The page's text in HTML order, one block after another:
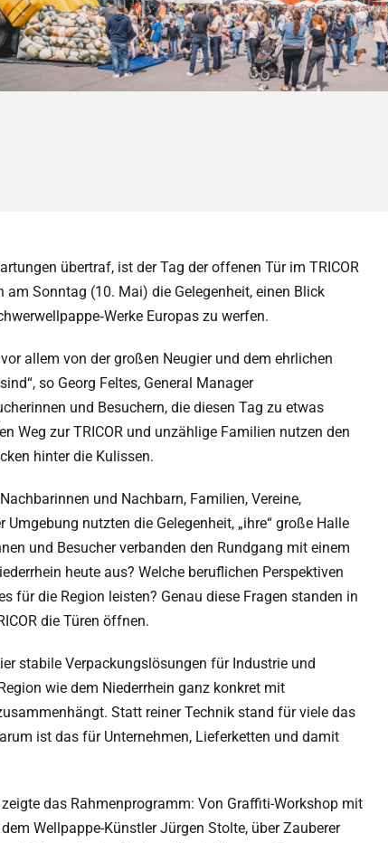
übertraf, ist der Tag der offenen Tür im TRICOR
Sonntag (10. Mai) die Gelegenheit, einen Blick
‑WerkeEuropas zu werfen.
allem von der großen Neugier und dem ehrlichen
so Georg Feltes, General Manager
und Besuchern, die diesen Tag zu etwas
Weg zur TRICOR und unzählige Familien nutzen den
hinter die Kulissen.
und Nachbarn, Familien, Vereine,
nutzten die Gelegenheit, „ihre“ große Halle
und Besucher verbanden den Rundgang mit einem
heute aus? Welche beruflichen Perspektiven
für die Region leisten? Genau diese Fragen standen in
die Türen öffnen.
stabile Verpackungslösungen für Industrie und
wie dem Niederrhein ganz konkret mit
Statt reiner Technik stand für viele das
ist das für Unternehmen, Lieferketten und damit
das Rahmenprogramm: Von Graffiti-Workshop mit
Wellpappe-Künstler Jürgen Stolte, über Zauberer